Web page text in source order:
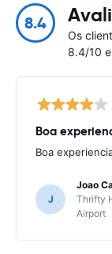
8.4
Os
8.4/10
Boa
Boa
J
Joao
Thrifty
Airport